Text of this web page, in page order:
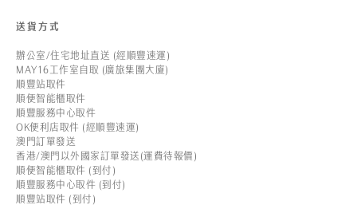
送貨方式
辦公室/住宅地址直送 (經順豐速運)
MAY16工作室自取 (廣旅集團大廈)
順豐站取件
順便智能櫃取件
順豐服務中心取件
OK便利店取件 (經順豐速運)
澳門訂單發送
香港/澳門以外國家訂單發送(運費待報價)
順便智能櫃取件 (到付)
順豐服務中心取件 (到付)
順豐站取件 (到付)